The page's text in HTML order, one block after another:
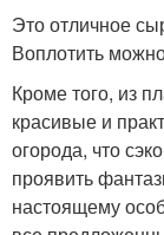
Это отличное
Воплотить
Кроме того, из
красивые и
огорода, что
проявить
настоящему